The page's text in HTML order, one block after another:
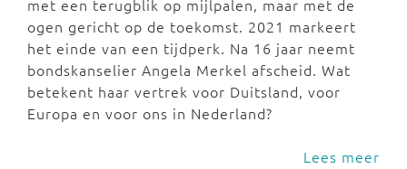
met een terugblik op mijlpalen, maar met de
ogen gericht op de toekomst. 2021 markeert
het einde van een tijdperk. Na 16 jaar neemt
bondskanselier Angela Merkel afscheid. Wat
betekent haar vertrek voor Duitsland, voor
Europa en voor ons in Nederland?
Lees meer